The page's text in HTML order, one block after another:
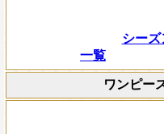
シーズ
一覧
ワンピー